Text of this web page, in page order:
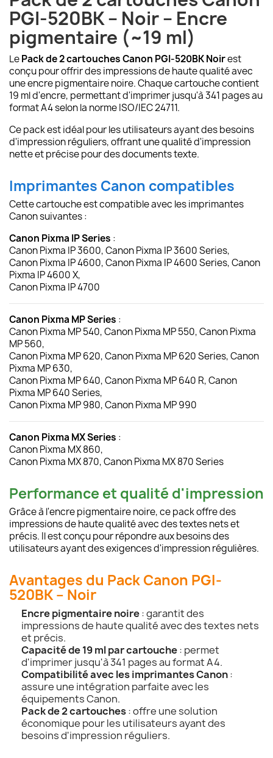
PGI-520BK – Noir – Encre
pigmentaire (~19 ml)
LePack de 2 cartouches Canon PGI-520BK Noirest
conçu pour offrir des impressions de haute qualité avec
une encre pigmentaire noire. Chaque cartouche contient
19 ml d'encre, permettant d'imprimer jusqu'à 341 pages au
format A4 selon la norme ISO/IEC 24711.
Ce pack est idéal pour les utilisateurs ayant des besoins
d'impression réguliers, offrant une qualité d'impression
nette et précise pour des documents texte.
Imprimantes Canon compatibles
Cette cartouche est compatible avec les imprimantes
Canon suivantes :
Canon Pixma IP Series :
Canon Pixma IP 3600, Canon Pixma IP 3600 Series,
Canon Pixma IP 4600, Canon Pixma IP 4600 Series, Canon
Pixma IP 4600 X,
Canon Pixma IP 4700
Canon Pixma MP Series :
Canon Pixma MP 540, Canon Pixma MP 550, Canon Pixma
MP 560,
Canon Pixma MP 620, Canon Pixma MP 620 Series, Canon
Pixma MP 630,
Canon Pixma MP 640, Canon Pixma MP 640 R, Canon
Pixma MP 640 Series,
Canon Pixma MP 980, Canon Pixma MP 990
Canon Pixma MX Series :
Canon Pixma MX 860,
Canon Pixma MX 870, Canon Pixma MX 870 Series
Performance et qualité d'impression
Grâce à l'encre pigmentaire noire, ce pack offre des
impressions de haute qualité avec des textes nets et
précis. Il est conçu pour répondre aux besoins des
utilisateurs ayant des exigences d'impression régulières.
Avantages du Pack Canon PGI-
520BK – Noir
Encre pigmentaire noire: garantit des
impressions de haute qualité avec des textes nets
et précis.
Capacité de 19 ml par cartouche: permet
d'imprimer jusqu'à 341 pages au format A4.
Compatibilité avec les imprimantes Canon:
assure une intégration parfaite avec les
équipements Canon.
Pack de 2 cartouches: offre une solution
économique pour les utilisateurs ayant des
besoins d'impression réguliers.